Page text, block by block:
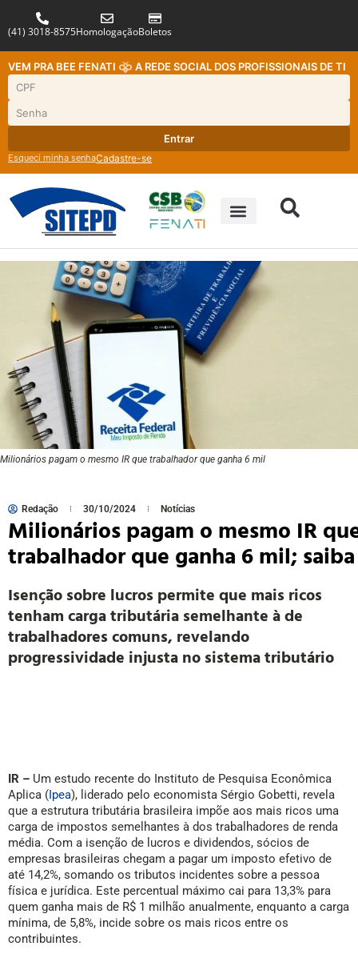
(41) 3018-8575HomologaçãoBoletos
VEM PRA BEE FENATI A REDE SOCIAL DOS PROFISSIONAIS DE TI
Entrar
Esqueci minha senhaCadastre-se
Milionários pagam o mesmo IR que trabalhador que ganha 6 mil
Redação 30/10/2024 Notícias
Milionários pagam o mesmo IR
trabalhador que ganha 6 mil; saiba
Isenção sobre lucros permite que mais ricos
tenham carga tributária semelhante à de
trabalhadores comuns, revelando
progressividade injusta no sistema tributário
IR – Um estudo recente do Instituto de Pesquisa Econômica
Aplica (Ipea), liderado pelo economista Sérgio Gobetti, revela
que a estrutura tributária brasileira impõe aos mais ricos uma
carga de impostos semelhantes à dos trabalhadores de renda
média. Com a isenção de lucros e dividendos, sócios de
empresas brasileiras chegam a pagar um imposto efetivo de
até 14,2%, somando os tributos incidentes sobre a pessoa
física e jurídica. Este percentual máximo cai para 13,3% para
quem ganha mais de R$ 1 milhão anualmente, enquanto a carga
mínima, de 5,8%, incide sobre os mais ricos entre os
contribuintes.